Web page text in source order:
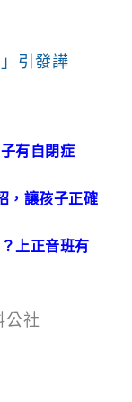
引發譁
有自閉症
，讓孩子正確
上正音班有
公社